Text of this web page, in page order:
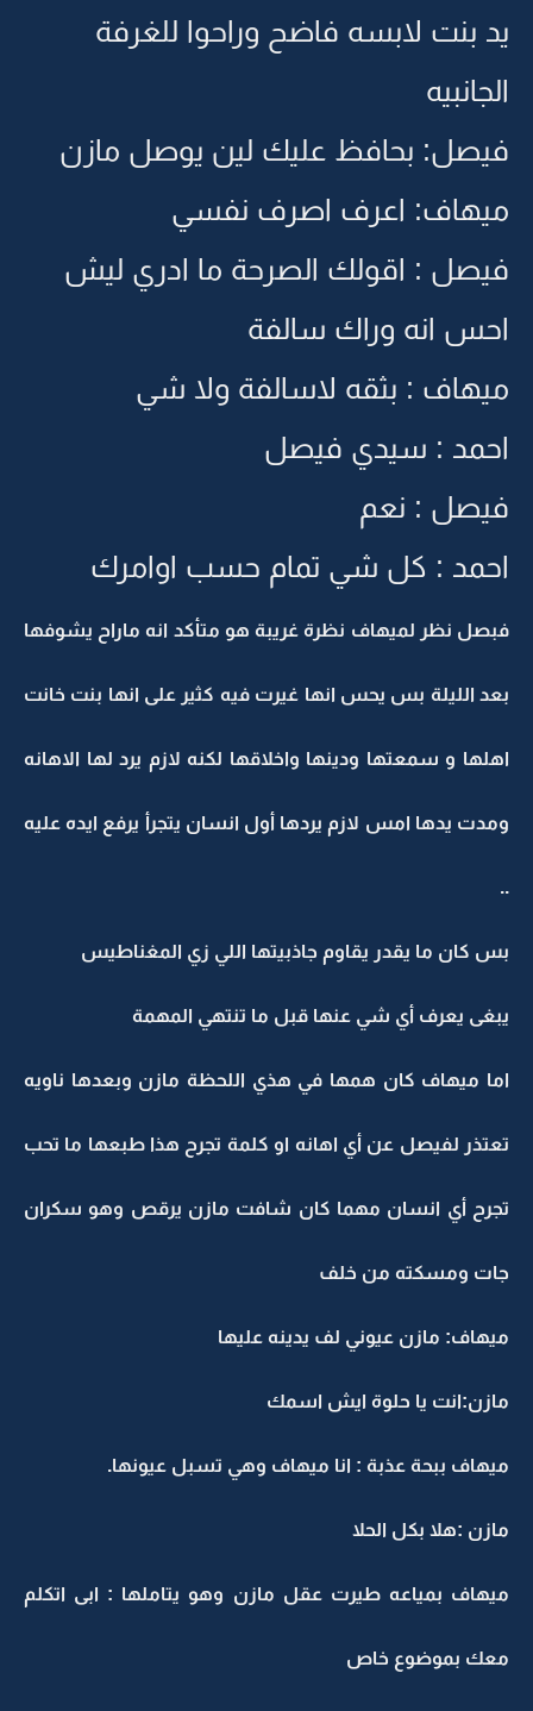
يد بنت لابسه فاضح وراحوا للغرفة
الجانبيه
فيصل: بحافظ عليك لين يوصل مازن
ميهاف: اعرف اصرف نفسي
فيصل : اقولك الصرحة ما ادري ليش
احس انه وراك سالفة
ميهاف : بثقه لاسالفة ولا شي
احمد : سيدي فيصل
فيصل : نعم
احمد : كل شي تمام حسب اوامرك
فبصل نظر لميهاف نظرة غريبة هو متأكد انه ماراح يشوفها
بعد الليلة بس يحس انها غيرت فيه كثير على انها بنت خانت
اهلها و سمعتها ودينها واخلاقها لكنه لازم يرد لها الاهانه
ومدت يدها امس لازم يردها أول انسان يتجرأ يرفع ايده عليه
..
بس كان ما يقدر يقاوم جاذبيتها اللي زي المغناطيس
يبغى يعرف أي شي عنها قبل ما تنتهي المهمة
اما ميهاف كان همها في هذي اللحظة مازن وبعدها ناويه
تعتذر لفيصل عن أي اهانه او كلمة تجرح هذا طبعها ما تحب
تجرح أي انسان مهما كان شافت مازن يرقص وهو سكران
جات ومسكته من خلف
ميهاف: مازن عيوني لف يدينه عليها
مازن:انت يا حلوة ايش اسمك
ميهاف ببحة عذبة : انا ميهاف وهي تسبل عيونها.
مازن :هلا بكل الحلا
ميهاف بمياعه طيرت عقل مازن وهو يتاملها : ابى اتكلم
معك بموضوع خاص